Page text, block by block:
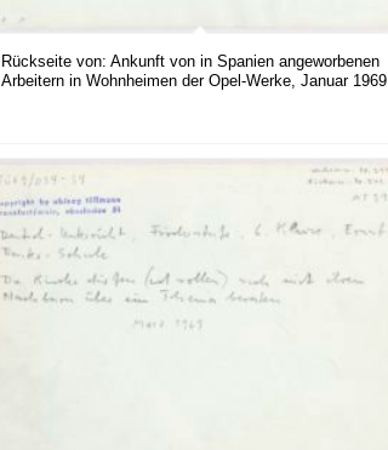
Rückseite von: Ankunft von in Spanien angeworbenen
Arbeitern in Wohnheimen der Opel-Werke, Januar 1969